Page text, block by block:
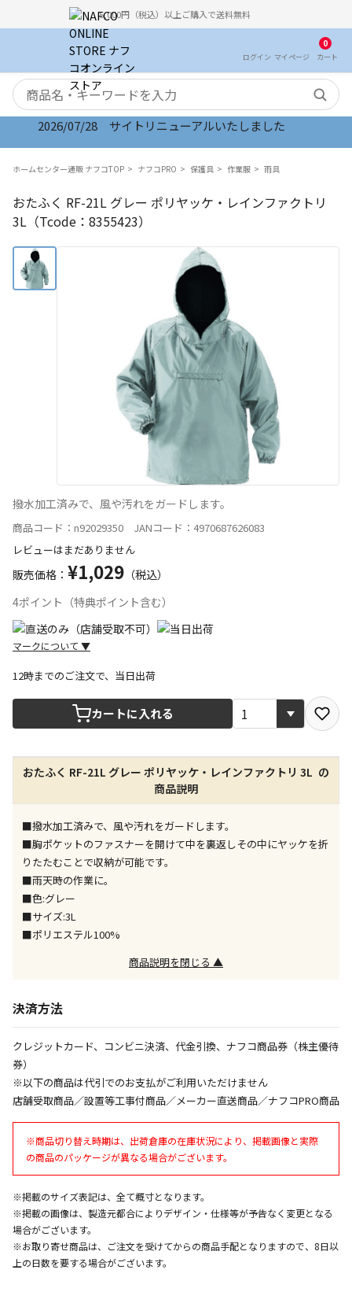
5,000円（税込）以上ご購入で送料無料
ログイン マイ ページ
0
カート
検索キーワード
2026/07/28 サイトリニューアルいたしました
ホームセンター通販 ナフコTOP ナフコPRO 保護具 作業服 雨具
おたふく RF-21L グレー ポリヤッケ・レインファクトリ
3L（Tcode：8355423）
撥水加工済みで、風や汚れをガードします。
商品コード：n92029350 JANコード：4970687626083
レビューはまだありません
販売価格： ¥1,029 （税込）
4ポイント（特典ポイント含む）
マークについて ▼
宅配や店舗受取を選択できる商品です
店舗のみで受取できる商品です（宅配便でのお届けが
できません）
※同時購入の商品は、全て同じ店舗での受取となりま
す
特定の店舗のみで受取ができる商品です（宅配便での
お届けができません）
※同時購入の商品は、全て同じ店舗での受取となりま
す
※ほか商品との同時購入はできません。お手数です
が、ご購入手続きを分けてお買い求めください
※支払い方法の代金引換は選択できません。
同時購入が可能です
午前9時までのご注文確定した商品については、当日に
出荷いたします。
ため、通常よりお時間をいただく場合がございます。
また、日曜・祝日や年末年始などの長期休業期間中
は、休業明けからの出荷対応となります。
設置工事代金も含まれた商品です
お見積商品です。金額・施工日はお打ち合わせの上、
決定となります。
12時までのご注文で、当日出荷
カートに入れる
おたふく RF-21L グレー ポリヤッケ・レインファクトリ 3L の
商品説明
■撥水加工済みで、風や汚れをガードします。
■胸ポケットのファスナーを開けて中を裏返しその中にヤッケを折
りたたむことで収納が可能です。
■雨天時の作業に。
■色:グレー
■サイズ:3L
■ポリエステル100%
商品説明を閉じる ▲
決済方法
クレジットカード、コンビニ決済、代金引換、ナフコ商品券（株主優待
券）
※以下の商品は代引でのお支払がご利用いただけません
店舗受取商品／設置等工事付商品／メーカー直送商品／ナフコPRO商品
※商品切り替え時期は、出荷倉庫の在庫状況により、掲載画像と実際
の商品のパッケージが異なる場合がございます。
※掲載のサイズ表記は、全て概寸となります。
※掲載の画像は、製造元都合によりデザイン・仕様等が予告なく変更となる
場合がございます。
※お取り寄せ商品は、ご注文を受けてからの商品手配となりますので、8日以
上の日数を要する場合がございます。